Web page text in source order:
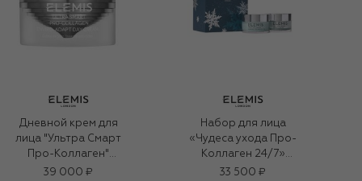
Дневной крем для
лица "Ультра Смарт
Про-Коллаген"
(50ml)
39 000 ₽
Набор для лица
«Чудеса ухода Про-
Коллаген 24/7»
(2x50ml)
33 500 ₽